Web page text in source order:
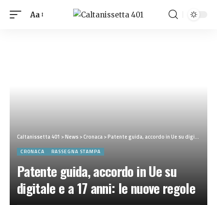
Aa
Caltanissetta 401 >News>Cronaca>Patente guida, accordo in Ue su digitale e a 17 anni: le nuove regole
CRONACA RASSEGNA STAMPA
Patente guida, accordo in Ue su
digitale e a 17 anni: le nuove regole